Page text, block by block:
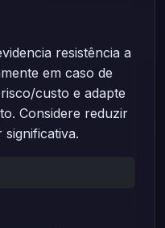
resistência a
em caso de
custo e adapte
Considere reduzir